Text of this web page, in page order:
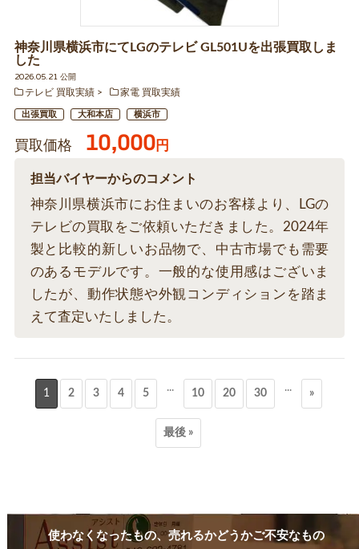
神奈川県横浜市にてLGのテレビ GL501Uを出張買取しま
した
2026.05.21 公開
テレビ 買取実績
家電 買取実績
出張買取 大和本店 横浜市
買取価格 10,000円
担当バイヤーからのコメント
神奈川県横浜市にお住まいのお客様より、LGの
テレビの買取をご依頼いただきました。2024年
製と比較的新しいお品物で、中古市場でも需要
のあるモデルです。一般的な使用感はございま
したが、動作状態や外観コンディションを踏ま
えて査定いたしました。
1 2 3 4 5 ... 10 20 30 ... »
最後 »
使わなくなったもの、売れるかどうかご不安なもの